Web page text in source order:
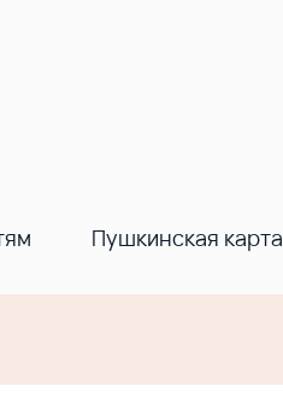
Пушкинская карта